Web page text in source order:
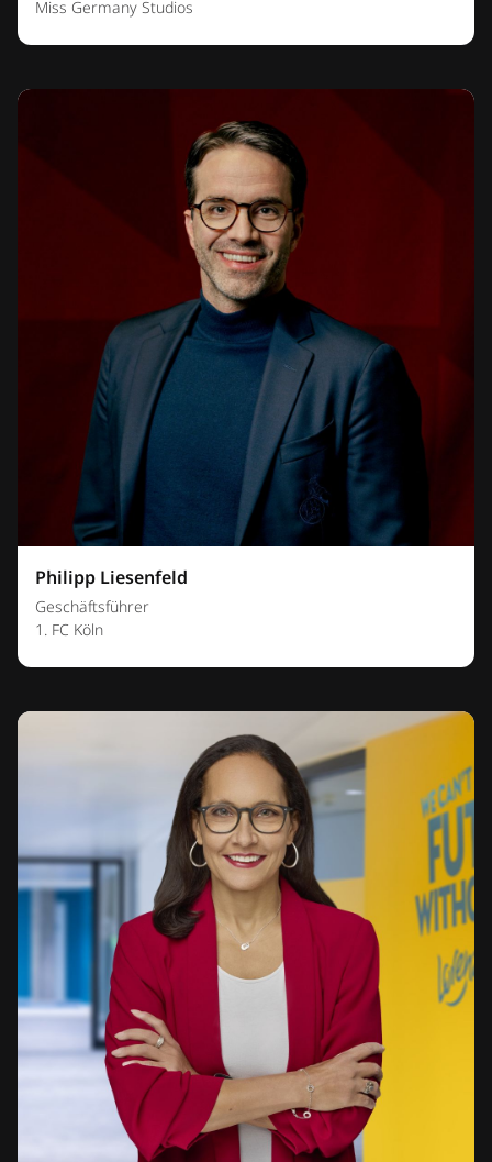
Miss Germany Studios
Philipp Liesenfeld
Geschäftsführer
1. FC Köln